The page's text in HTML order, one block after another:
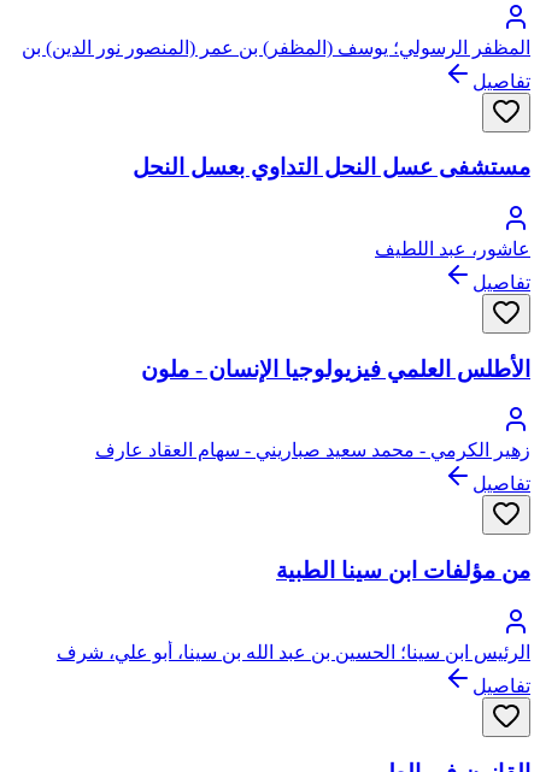
المظفر الرسولي؛ يوسف (المظفر) بن عمر (المنصور نور الدين) بن
علي بن رسول التركماني اليمني، شمس الدين
تفاصيل
مستشفى عسل النحل التداوي بعسل النحل
عاشور، عبد اللطيف
تفاصيل
الأطلس العلمي فيزيولوجيا الإنسان - ملون
زهير الكرمي - محمد سعيد صباريني - سهام العقاد عارف
تفاصيل
من مؤلفات ابن سينا الطبية
الرئيس ابن سينا؛ الحسين بن عبد الله بن سينا، أبو علي، شرف
الملك
تفاصيل